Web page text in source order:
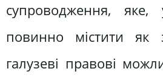
супроводження,
повинно містити як
галузеві правові